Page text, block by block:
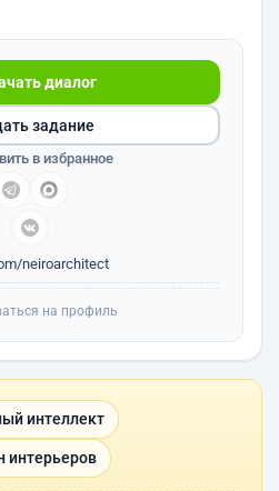
диалог
neiroarchitect
задание
в избранное
на профиль
интеллект
интерьеров